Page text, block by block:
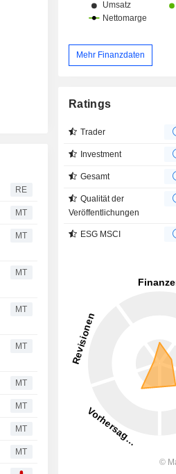
RE
MT
MT
MT
MT
MT
MT
MT
MT
MT
Mehr Finanzdaten
Ratings
Trader
Investment
Gesamt
Qualität der
Veröffentlichungen
ESG MSCI